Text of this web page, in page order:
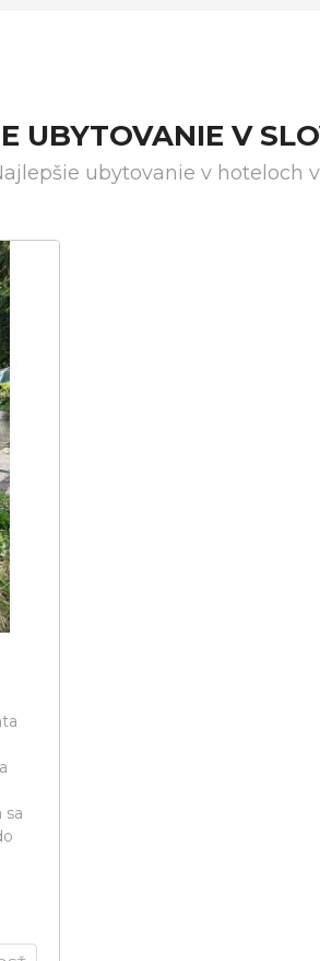
UBYTOVANIE V
ubytovanie v hoteloch
sa